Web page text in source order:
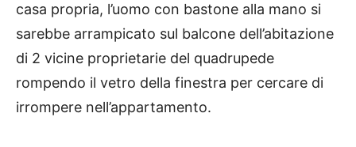
casa propria, l’uomo con bastone alla mano si
sarebbe arrampicato sul balcone dell’abitazione
di 2 vicine proprietarie del quadrupede
rompendo il vetro della finestra per cercare di
irrompere nell’appartamento.